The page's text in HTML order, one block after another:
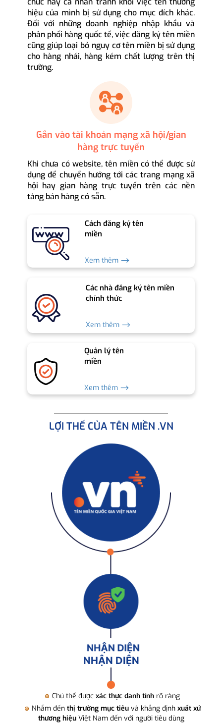
hiệu của mình bị sử dụng cho mục đích khác.
Đối với những doanh nghiệp nhập khẩu và
phân phối hàng quốc tế, việc đăng ký tên miền
cũng giúp loại bỏ nguy cơ tên miền bị sử dụng
cho hàng nhái, hàng kém chất lượng trên thị
trường.
Gắn vào tài khoản mạng xã hội/gian
hàng trực tuyến
Khi chưa có website, tên miền có thể được sử
dụng để chuyển hướng tới các trang mạng xã
hội hay gian hàng trực tuyến trên các nền
tảng bán hàng có sẵn.
Cách đăng ký tên
miền
Xem thêm ⟶
Các nhà đăng ký tên miền
chính thức
Xem thêm ⟶
Quản lý tên
miền
Xem thêm ⟶
LỢI THẾ CỦA TÊN MIỀN .VN
NHẬN DIỆN
Chủ thể được xác thực danh tính rõ ràng
Nhắm đến thị trường mục tiêuvà khẳng định xuất xứ
thương hiệuViệt Nam đến với người tiêu dùng